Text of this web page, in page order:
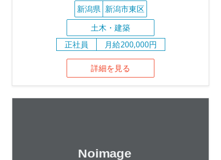
新潟県 新潟市東区
土木・建築
正社員
月給200,000円
詳細を見る